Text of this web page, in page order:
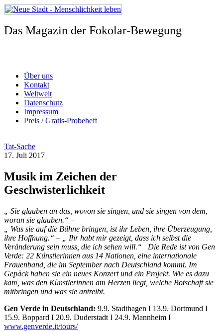
Zum
Inhalt
springen
Das Magazin der Fokolar-Bewegung
Über uns
Kontakt
Weltweit
Datenschutz
Impressum
Preis / Gratis-Probeheft
Tat-Sache
17. Juli 2017
Musik im Zeichen der
Geschwisterlichkeit
„ Sie glauben an das, wovon sie singen, und sie singen von dem,
woran sie glauben.“ –
„ Was sie auf die Bühne bringen, ist ihr Leben, ihre Überzeugung,
ihre Hoffnung.“ – „ Ihr habt mir gezeigt, dass ich selbst die
Veränderung sein muss, die ich sehen will.“ Die Rede ist von Gen
Verde: 22 Künstlerinnen aus 14 Nationen, eine internationale
Frauenband, die im September nach Deutschland kommt. Im
Gepäck haben sie ein neues Konzert und ein Projekt. Wie es dazu
kam, was den Künstlerinnen am Herzen liegt, welche Botschaft sie
mitbringen und was sie antreibt.
Gen Verde in Deutschland: 9.9. Stadthagen I 13.9. Dortmund I
15.9. Boppard I 20.9. Duderstadt I 24.9. Mannheim I
www.genverde.it/tours/